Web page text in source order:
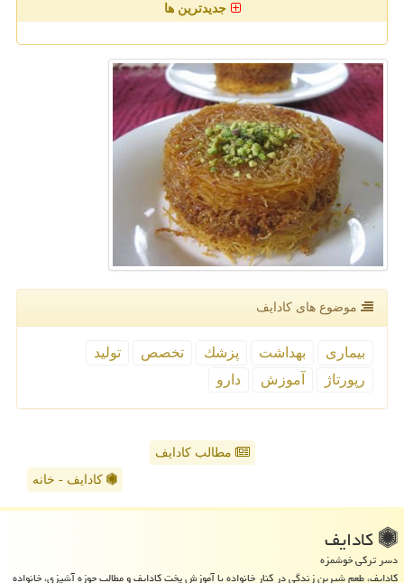
جدیدترین ها
موضوع های كادایف
بیماری بهداشت پزشك تخصص
تولید
رپورتاژ
آموزش دارو
مطالب کادایف
کادایف - خانه
كادایف
دسر ترکی خوشمزه
کادایف، طعم شیرین زندگی در کنار خانواده با آموزش پخت کادایف و مطالب حوزه آشپزی، خانواده